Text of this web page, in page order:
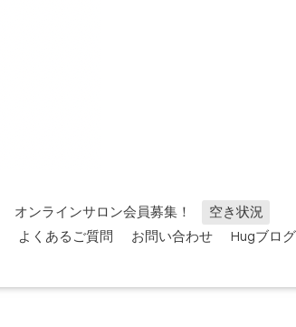
オンラインサロン会員募集！
空き状況
よくあるご質問 お問い合わせ
Hugブログ